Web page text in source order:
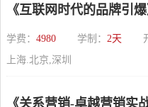
《互联网时代的品牌引爆
学费： 4980 学制： 2天
上海.北京,深圳
《关系营销-卓越营销实